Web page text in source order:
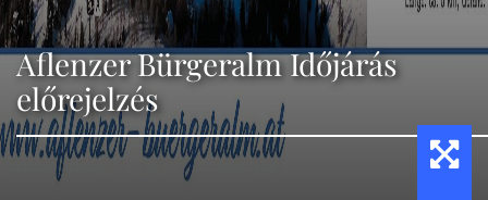
Aflenzer Bürgeralm Időjárás
előrejelzés